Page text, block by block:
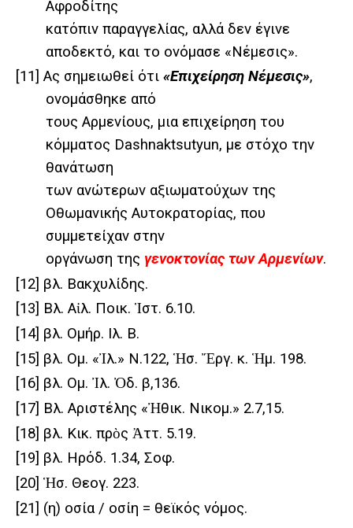
Αφροδίτης
κατόπιν παραγγελίας, αλλά δεν έγινε
αποδεκτό, και το ονόμασε «Νέμεσις».
[11] Ας σημειωθεί ότι «Επιχείρηση Νέμεσις»,
ονομάσθηκε από
τους Αρμενίους, μια επιχείρηση του
κόμματος Dashnaktsutyun, με στόχο την
θανάτωση
των ανώτερων αξιωματούχων της
Οθωμανικής Αυτοκρατορίας, που
συμμετείχαν στην
οργάνωση της γενοκτονίας των Αρμενίων.
[12] βλ. Βακχυλίδης.
[13] Βλ. Αἰλ. Ποικ. Ἱστ. 6.10.
[14] βλ. Ομήρ. Ιλ. Β.
[15] βλ. Ομ. «Ἰλ.» Ν.122, Ἡσ. Ἔργ. κ. Ἡμ. 198.
[16] βλ. Ομ. Ἰλ. Ὀδ. β,136.
[17] Βλ. Αριστέλης «Ἠθικ. Νικομ.» 2.7,15.
[18] βλ. Κικ. πρὸς Ἀττ. 5.19.
[19] βλ. Ηρόδ. 1.34, Σοφ.
[20] Ἡσ. Θεογ. 223.
[21] (η) οσία / οσίη = θεϊκός νόμος.